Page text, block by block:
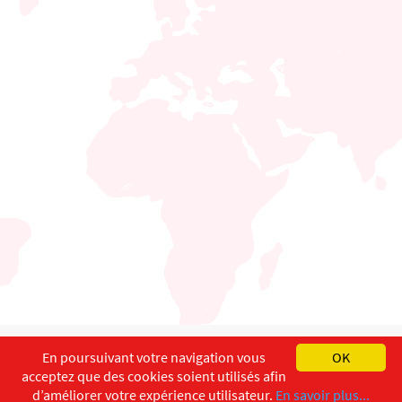
English Français
Copyright ©ISEC-AdW Impressum
OK
En poursuivant votre navigation vous
acceptez que des cookies soient utilisés afin
d’améliorer votre expérience utilisateur. En savoir plus...